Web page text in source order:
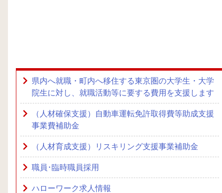
県内へ就職・町内へ移住する東京圏の大学生・大学
院生に対し、就職活動等に要する費用を支援します
（人材確保支援）自動車運転免許取得費等助成支援
事業費補助金
（人材育成支援）リスキリング支援事業補助金
職員･臨時職員採用
ハローワーク求人情報